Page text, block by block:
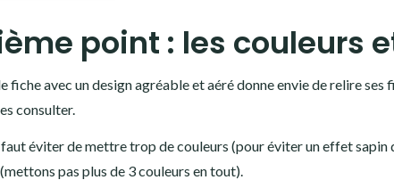
point : les couleurs
fiche avec un design agréable et aéré donne envie de relire ses
consulter.
faut éviter de mettre trop de couleurs (pour éviter un effet
pas plus de 3 couleurs en tout).